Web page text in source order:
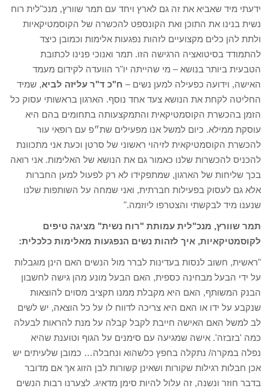
ידעתי מיד שאביא את זה גם לארץ ויחד עם תמר שוורץ, מנכ"לית רוח
נשית בנינו את התוכן ואת הקונספט להכשרה של הקוסמטיקאיות
ולתת להן כלים מקצועיים לזהות נפגעות אלימות וכמובן כיצד
להתמודד בסיטואציה הרגישה הזו. תמר ואנוכי פנינו לכתובת
הטבעית ביותר בנושא – מי שהייתה יו"ר הוועדה לקידום מעמד
האישה, וידועה כפעילה למען נשים – ח"כ ד"ר עליזה לביא, שמיד
החליטה לקחת את הנושא צעד אחד נוסף. הארגון בראשותי עסוק כל
הזמן בהכשרת הקוסמטיקאית והתמקצעותה בתחומים בהם היא
עוסקת ממילא. כיום למשל אנו מפעילים שת״פ עם רופאי עור
להכשרת הקוסמטיקאית לזיהוי ראשוני של סרטן וכעת אני מתכוונת
להכניס להכשרות שלנו כאמור גם את הנושא של האלימות. אני רואה
בכך שליחות של הארגון, שמתפקידו לא רק לפעול למען החברות
אלא גם לעסוק בפעילות חברתית, ואני שמחה על השותפות שלנו
שנענו מיד לבקשתי והצטרפו ליוזמה."
תמר שוורץ, מנכ"לית עמותת "רוח נשית" מציגה טיפים
לקוסמטיקאיות, איך לזהות נשים הנפגעות מאלימות כלכלית:
"ראשית, חשוב לנסות בעדינות לברר מול הנשים האם הינן מוגבלות
על ידי הבעל מבחינה כספית, האם הבעל מונע מהן גישה לחשבון
הבנק המשותף, האם היא מקבלת ממנו תקציב מסוים להוצאות
שנקבע על ידו או האם היא צריכה לדווח לו על כל הוצאה, יש לשים
לב למשל האם האישה חייבת לקבל קבלה על מנת להראות לבעלה
כמה 'בזבזה'. אישה שמגיעה עם סימנים על הגוף וטוענת שהיא
נפלה במקרה/ נתקלה בחפץ כלשהוא ונחבלה… כמובן שלעיתים יש
אכן חבלות רגילות שקורות ושאינן קשורות לבן הזוג אך אם מדובר
בדבר חוזר ונשנה, זה עלול להיות סימן מדאיג. לצערנו רבות הנשים